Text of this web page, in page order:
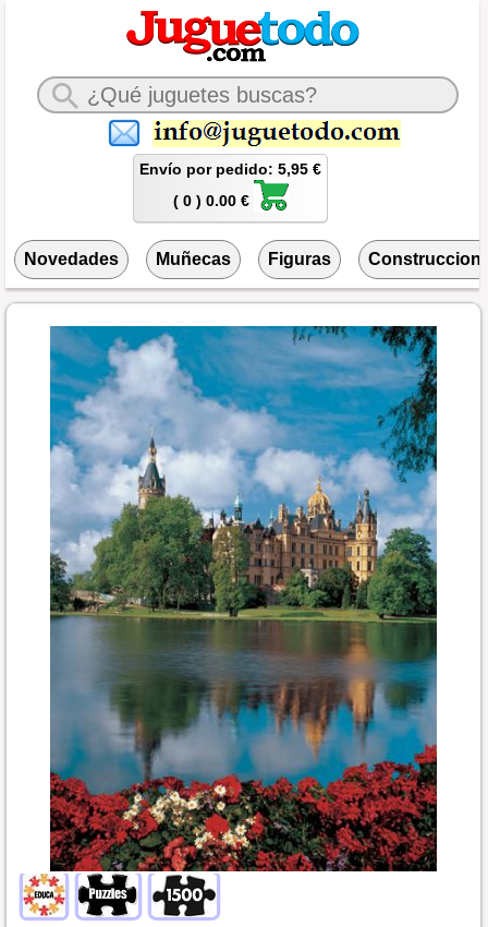
Envío por pedido: 5,95 €
( 0 ) 0.00 €
Novedades Muñecas Figuras